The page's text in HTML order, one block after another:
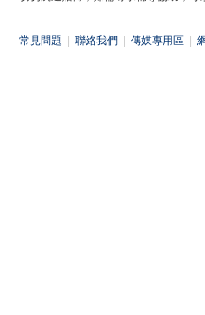
常見問題 聯絡我們 傳媒專用區